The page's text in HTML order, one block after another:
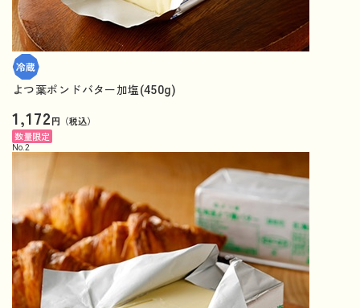
よつ葉ポンドバター加塩(450g)
1,172円（税込）
数量限定
No. 2